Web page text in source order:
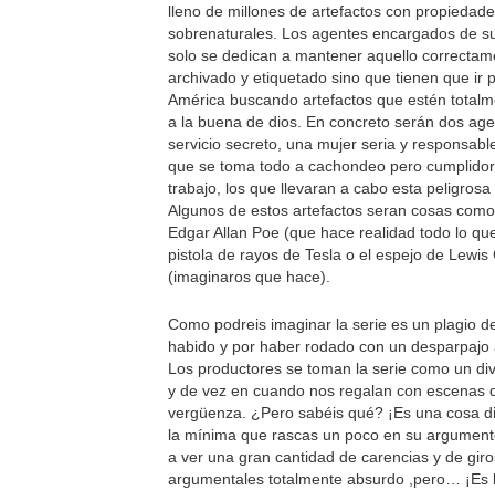
lleno de millones de artefactos con
sobrenaturales. Los agentes encargados de
solo se dedican a mantener aquello
archivado y etiquetado sino que tienen que ir
América buscando artefactos que estén
a la buena de dios. En concreto serán dos
servicio secreto, una mujer seria y
que se toma todo a cachondeo pero
trabajo, los que llevaran a cabo esta peligrosa
Algunos de estos artefactos seran cosas
Edgar Allan Poe (que hace realidad todo lo
pistola de rayos de Tesla o el espejo de Lewis
(imaginaros que hace).
Como podreis imaginar la serie es un plagio
habido y por haber rodado con un desparpajo
Los productores se toman la serie como un
y de vez en cuando nos regalan con escenas
vergüenza. ¿Pero sabéis qué? ¡Es una cosa
la mínima que rascas un poco en su
a ver una gran cantidad de carencias y de
argumentales totalmente absurdo ,pero… ¡Es